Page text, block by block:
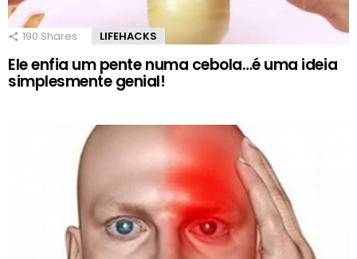
190 Shares LIFEHACKS
Ele enfia um pente numa cebola…é uma ideia
simplesmente genial!